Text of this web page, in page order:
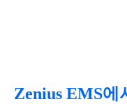
Zenius EMS에